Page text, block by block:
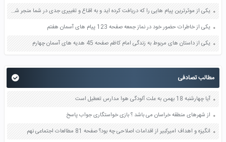
یکی از موثرترین پیام هایی را که دریافت کرده اید و به اقناع و تغییری جدی در شما منجر شده است برسی کنید و علت این تاثیر گذاری قابل توجه را بنویسید صفحه 52 تفکر و سواد رسانه ای دهم
یکی از خاطرات حضور خود در نماز جمعه صفحه 123 پیام های آسمان هفتم
یکی از داستان های مربوط به زندگی امام کاظم صفحه 45 هدیه های آسمان چهارم
مطالب تصادفی
آیا چهارشنبه 18 بهمن به علت آلودگی هوا مدارس تعطیل است
از شهرهای منطقه خراسان می باشد ؟ بازی خواستگاری جواب پاسخ
انگیزه و اهداف امیرکبیر از اقدامات اصلاحی چه بود؟ صفحه 81 مطالعات اجتماعی نهم